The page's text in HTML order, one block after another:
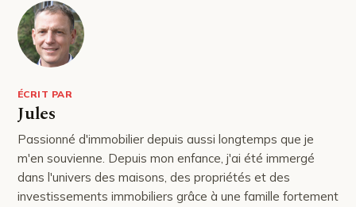
ÉCRIT PAR
Jules
Passionné d'immobilier depuis aussi longtemps que je
m'en souvienne. Depuis mon enfance, j'ai été immergé
dans l'univers des maisons, des propriétés et des
investissements immobiliers grâce à une famille fortement